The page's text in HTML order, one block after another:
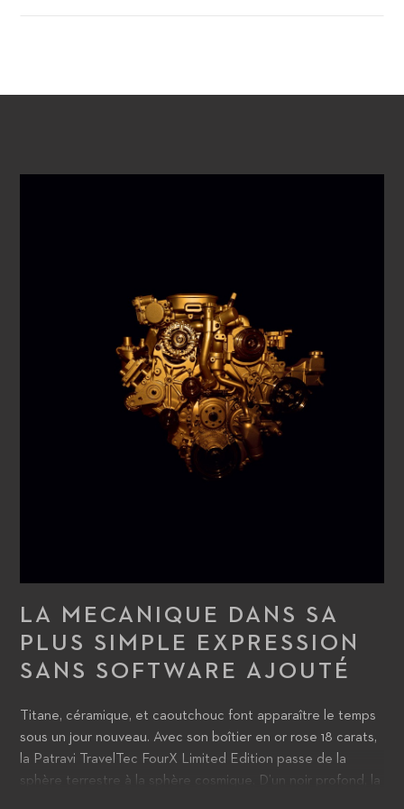
LA MECANIQUE DANS SA
PLUS SIMPLE EXPRESSION
SANS SOFTWARE AJOUTÉ
Titane, céramique, et caoutchouc font apparaître le temps
sous un jour nouveau. Avec son boîtier en or rose 18 carats,
la Patravi TravelTec FourX Limited Edition passe de la
sphère terrestre à la sphère cosmique. D’un noir profond, la